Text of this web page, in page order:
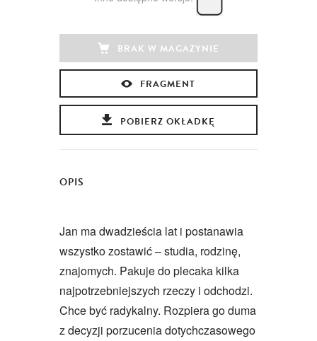
BRAK W MAGAZYNIE
FRAGMENT
POBIERZ OKŁADKĘ
OPIS
Jan ma dwadzieścia lat i postanawia
wszystko zostawić – studia, rodzinę,
znajomych. Pakuje do plecaka kilka
najpotrzebniejszych rzeczy i odchodzi.
Chce być radykalny. Rozpiera go duma
z decyzji porzucenia dotychczasowego